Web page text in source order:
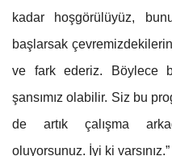
kadar hoşgörülüyüz,
başlarsak
ve fark ederiz. Böylece
şansımız olabilir. Siz bu
de artık çalışma
oluyorsunuz. İyi ki varsınız.”